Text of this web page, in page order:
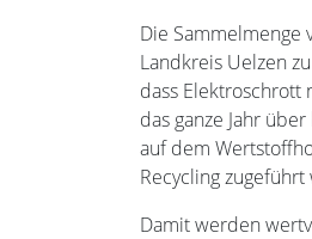
Die Sammelmenge
Landkreis Uelzen
dass Elektroschrott
das ganze Jahr
auf dem
Recycling zugeführt
Damit werden